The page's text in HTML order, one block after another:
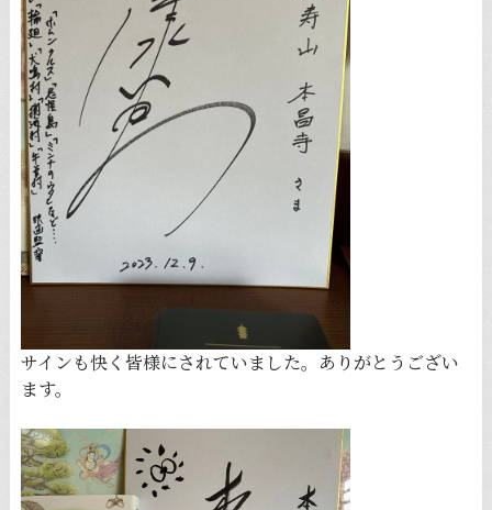
サインも快く皆様にされていました。ありがとうござい
ます。